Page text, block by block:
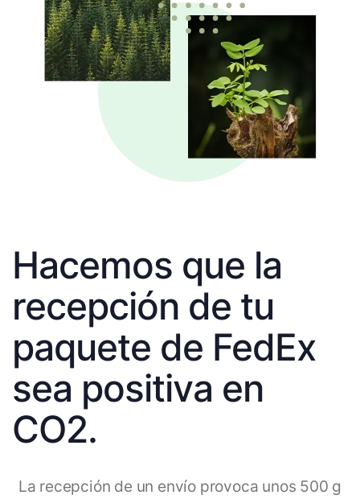
Hacemos que la
recepción de tu
paquete de FedEx
sea positiva en
CO2.
La recepción de un envío provoca unos 500 g